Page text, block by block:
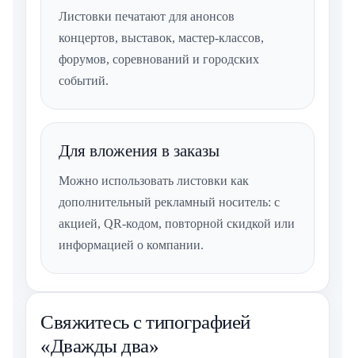
Листовки печатают для анонсов
концертов, выставок, мастер-классов,
форумов, соревнований и городских
событий.
Для вложения в заказы
Можно использовать листовки как
дополнительный рекламный носитель: с
акцией, QR-кодом, повторной скидкой или
информацией о компании.
Свяжитесь с типографией
«Дважды два»